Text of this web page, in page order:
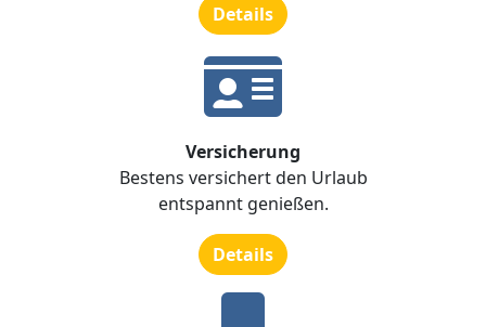
Details
Versicherung
Bestens versichert den Urlaub
entspannt genießen.
Details